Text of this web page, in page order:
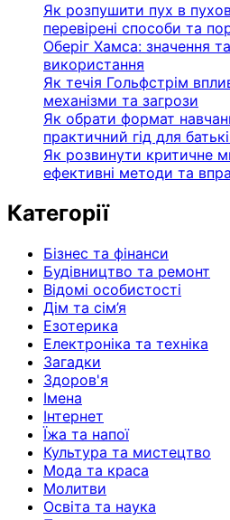
Як розпушити пух в
перевірені способи та
Оберіг Хамса: значення
використання
Як течія Гольфстрім
механізми та загрози
Як обрати формат
практичний гід для
Як розвинути критичне
ефективні методи та
Категорії
Бізнес та фінанси
Будівництво та ремонт
Відомі особистості
Дім та сім’я
Езотерика
Електроніка та техніка
Загадки
Здоров'я
Імена
Інтернет
Їжа та напої
Культура та мистецтво
Мода та краса
Молитви
Освіта та наука